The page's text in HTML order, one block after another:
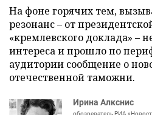
На фоне горячих тем,
резонанс – от
«кремлевского доклада» –
интереса и прошло по
аудитории сообщение о
отечественной таможни.
Ирина Алкснис
обозреватель РИА